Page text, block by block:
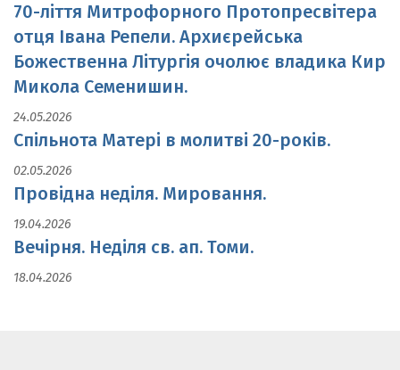
70-ліття Митрофорного Протопресвітера
отця Івана Репели. Архиєрейська
Божественна Літургія очолює владика Кир
Микола Семенишин.
24.05.2026
Спільнота Матері в молитві 20-років.
02.05.2026
Провідна неділя. Мировання.
19.04.2026
Вечірня. Неділя св. ап. Томи.
18.04.2026